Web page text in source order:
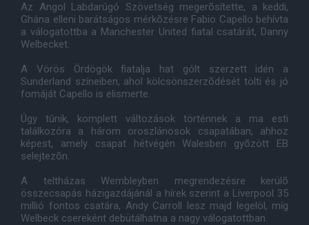
Az Angol Labdarúgó Szövetség megerõsítette, a keddi,
Ghána elleni barátságos mérkõzésre Fabio Capello behívta
a válogatottba a Manchester United fiatal csatárát, Danny
Welbecket.
A Vörös Ördögök fiatalja hat gólt szerzett idén a
Sunderland színeiben, ahol kölcsönszerzõdését tölti és jó
fomáját Capello is elismerte.
Úgy tûnik, komplett változások történnek a ma esti
találkozóra a három oroszlánosok csapatában, ahhoz
képest, amely csapat hétvégén Walesben gyõzött EB
selejtezõn.
A teltházas Wembleyben megrendezésre kerülõ
összecsapás házigazdájánál a hírek szerint a Liverpool 35
millió fontos csatára, Andy Carroll lesz majd legelöl, míg
Welbeck csereként debütálhatna a nagy válogatottban.